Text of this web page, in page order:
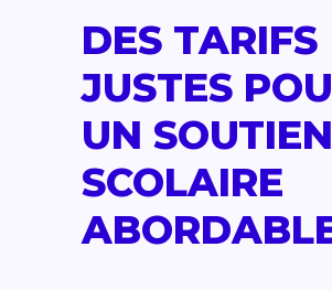
DES TARIFS
JUSTES
UN SOUTIEN
SCOLAIRE